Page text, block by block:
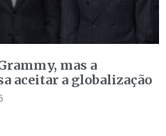
mas a
aceitar a globalização